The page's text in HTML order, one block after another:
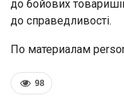
до бойових
до справедливості.
По материалам
98